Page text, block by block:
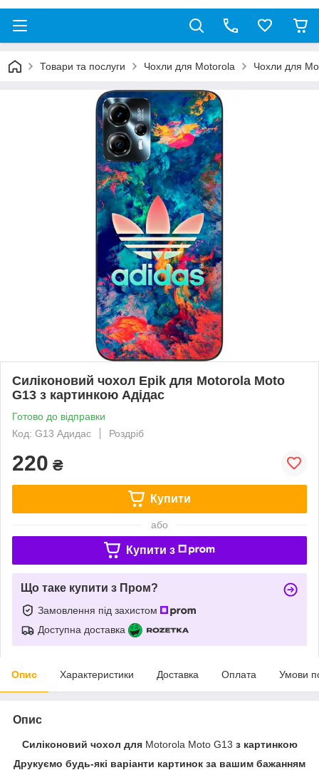
Товари та послуги Чохли для Motorola Чохли для
Силіконовий чохол Epik для Motorola Moto
G13 з картинкою Адідас
Готово до відправки
Код: G13 Адидас
Роздріб
220 ₴
Купити
або
Купити з
Що таке купити з Пром?
Замовлення під захистом
Доступна доставка
Опис Характеристики Доставка Оплата Умови
Опис
Силіконовий чохол для Motorola Moto G13 з картинкою
Друкуємо будь-які варіанти картинок за вашим бажанням